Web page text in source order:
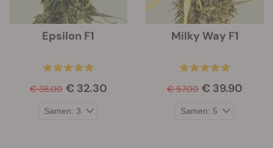
Epsilon F1
€ 38.00 € 32.30
Milky Way F1
€ 57.00 € 39.90